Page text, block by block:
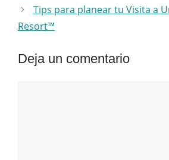
Tips para planear tu Visita a
Resort™
Deja un comentario